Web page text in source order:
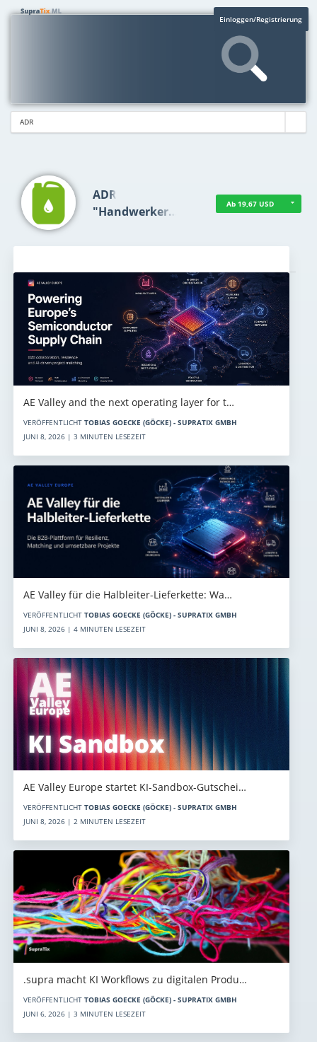
Einloggen/Registrierung
ADR
"Handwerker…
Ab 19,67 USD
AE Valley and the next operating layer for t…
VERÖFFENTLICHT TOBIAS GOECKE (GÖCKE) - SUPRATIX GMBH
JUNI 8, 2026 | 3 MINUTEN LESEZEIT
AE Valley für die Halbleiter-Lieferkette: Wa…
VERÖFFENTLICHT TOBIAS GOECKE (GÖCKE) - SUPRATIX GMBH
JUNI 8, 2026 | 4 MINUTEN LESEZEIT
AE Valley Europe startet KI-Sandbox-Gutschei…
VERÖFFENTLICHT TOBIAS GOECKE (GÖCKE) - SUPRATIX GMBH
JUNI 8, 2026 | 2 MINUTEN LESEZEIT
.supra macht KI Workflows zu digitalen Produ…
VERÖFFENTLICHT TOBIAS GOECKE (GÖCKE) - SUPRATIX GMBH
JUNI 6, 2026 | 3 MINUTEN LESEZEIT